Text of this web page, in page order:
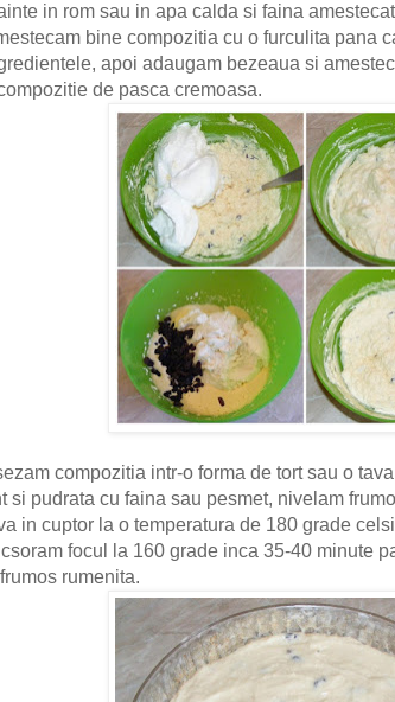
in rom sau in apa calda si faina
bine compozitia cu o furculita pana
apoi adaugam bezeaua si
de pasca cremoasa.
compozitia intr-o forma de tort sau o
si pudrata cu faina sau pesmet, nivelam
in cuptor la o temperatura de 180 grade
focul la 160 grade inca 35-40 minute
rumenita.